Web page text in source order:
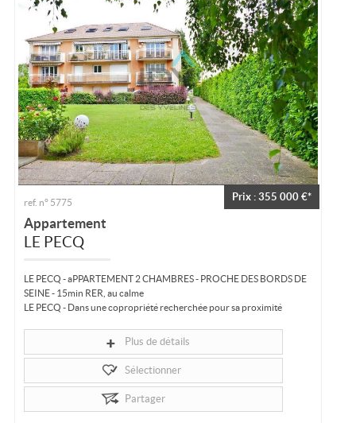
Prix : 355 000 €*
ref. n° 5775
Appartement
LE PECQ
LE PECQ - aPPARTEMENT 2 CHAMBRES - PROCHE DES BORDS DE
SEINE - 15min RER, au calme
LE PECQ - Dans une copropriété recherchée pour sa proximité
traversant (EST OUEST) de...Plus de détails
Sélectionner
Partager